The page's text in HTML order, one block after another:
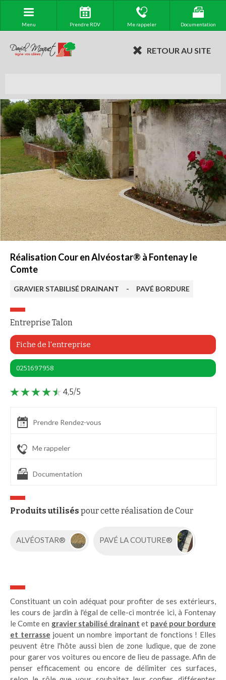
Menu Prendre RDV Me rappeler Documentation
RETOUR AU SITE
Réalisation Cour en Alvéostar® à Fontenay le
Comte
GRAVIER STABILISÉ DRAINANT - PAVÉ BORDURE
Entreprise Talon
Fiche de l'entreprise
0251697958
4,5/5
Prendre Rendez-vous
Me rappeler
Documentation
Produits utilisés pour cette réalisation de Cour
ALVÉOSTAR® PAVÉ LA COUTURE®
Constituant un coin adéquat pour profiter de ses extérieurs,
les cours de jardin à l'égal de celle-ci montrée ici, à Fontenay
le Comte en gravier stabilisé drainant et pavé pour bordure
et terrasse jouent un nombre important de fonctions ! Elles
peuvent être l'hôte aussi bien de zone ludique, que de zone
pour garer vos voitures ou encore de lieu de passage. Afin de
penser efficacement ou encore de délimiter ces surfaces,